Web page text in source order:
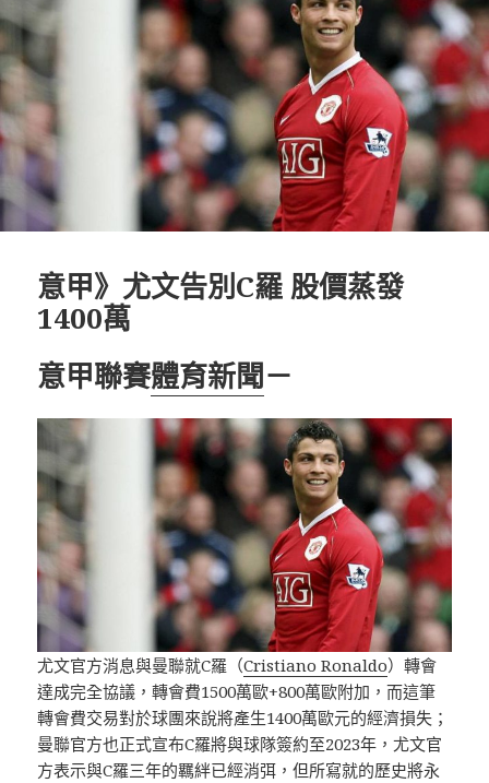
意甲》尤文告別C羅 股價蒸發
1400萬
意甲聯賽體育新聞－
尤文官方消息與曼聯就C羅（Cristiano Ronaldo）轉會
達成完全協議，轉會費1500萬歐+800萬歐附加，而這筆
轉會費交易對於球團來說將產生1400萬歐元的經濟損失；
曼聯官方也正式宣布C羅將與球隊簽約至2023年，尤文官
方表示與C羅三年的羈絆已經消弭，但所寫就的歷史將永